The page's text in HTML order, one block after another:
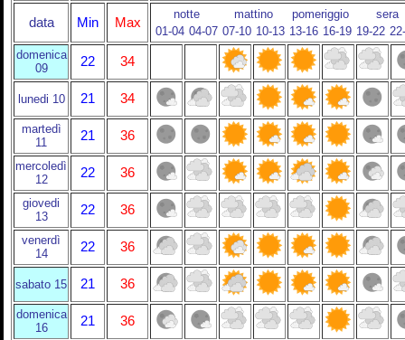
data Min Max
notte mattino pomeriggio
sera
01-04 04-07 07-10 10-13 13-16 16-19 19-22
domenica
09
22 34
lunedi 10 21 34
martedì
11
21 36
mercoledì
12
22 36
giovedi
13
22 36
venerdì
14
22 36
sabato 15 21 36
domenica
16
21 36